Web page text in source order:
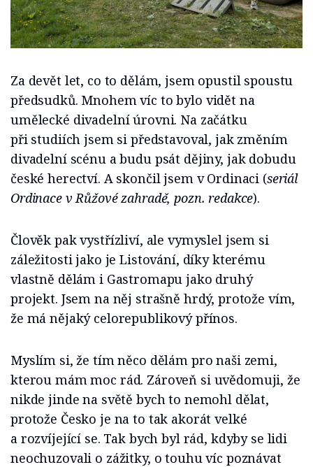
Za devět let, co to dělám, jsem opustil spoustu
předsudků. Mnohem víc to bylo vidět na
umělecké divadelní úrovni. Na začátku
při studiích jsem si představoval, jak změním
divadelní scénu a budu psát dějiny, jak dobudu
české herectví. A skončil jsem v Ordinaci (seriál
Ordinace v Růžové zahradě, pozn. redakce).
Člověk pak vystřízliví, ale vymyslel jsem si
záležitosti jako je Listování, díky kterému
vlastně dělám i Gastromapu jako druhý
projekt. Jsem na něj strašně hrdý, protože vím,
že má nějaký celorepublikový přínos.
Myslím si, že tím něco dělám pro naši zemi,
kterou mám moc rád. Zároveň si uvědomuji, že
nikde jinde na světě bych to nemohl dělat,
protože Česko je na to tak akorát velké
a rozvíjející se. Tak bych byl rád, kdyby se lidi
neochuzovali o zážitky, o touhu víc poznávat